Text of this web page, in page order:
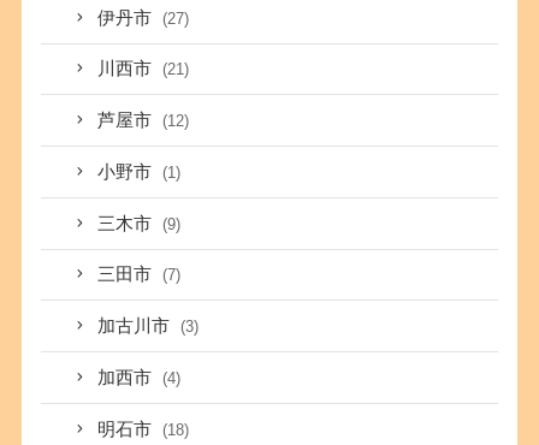
伊丹市 (27)
川西市 (21)
芦屋市 (12)
小野市 (1)
三木市 (9)
三田市 (7)
加古川市 (3)
加西市 (4)
明石市 (18)